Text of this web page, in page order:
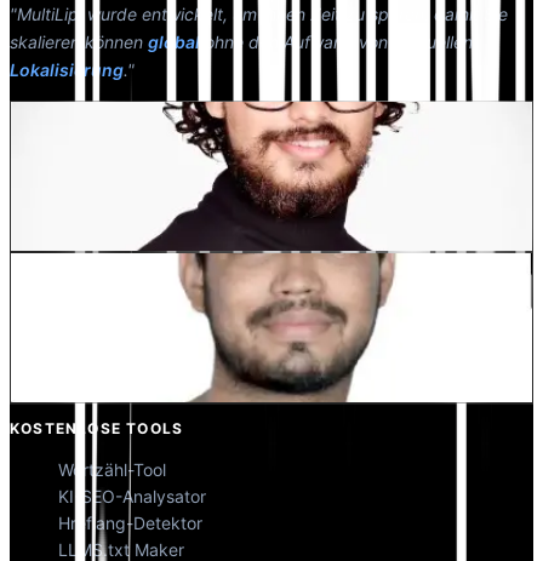
"MultiLipi wurde entwickelt, um Ihnen Zeit zu sparen, damit Sie
skalieren können global ohne den Aufwand von manuellen
Lokalisierung."
Co-Founder @MultiLipi
Kunal Singh Shekhawat
KOSTENLOSE TOOLS
Wortzähl-Tool
KI-SEO-Analysator
Hreflang-Detektor
LLMS.txt Maker